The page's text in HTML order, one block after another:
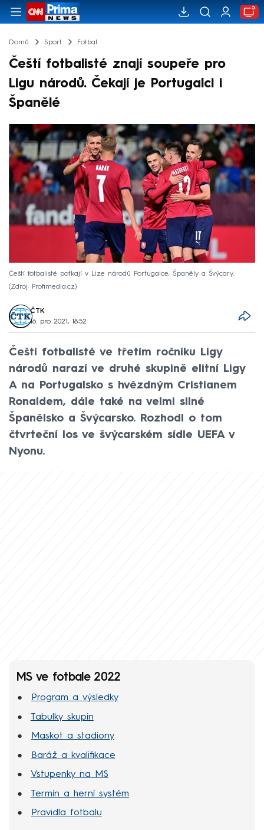
Domů Sport Fotbal
Čeští fotbalisté znají soupeře pro
Ligu národů. Čekají je Portugalci i
Španělé
Čeští fotbalisté potkají v Lize národů Portugalce, Španěly a Švýcary.
Zdroj: Profimedia.cz
ČTK
16. pro 2021, 18:52
Čeští fotbalisté ve třetím ročníku Ligy
národů narazí ve druhé skupině elitní Ligy
A na Portugalsko s hvězdným Cristianem
Ronaldem, dále také na velmi silné
Španělsko a Švýcarsko. Rozhodl o tom
čtvrteční los ve švýcarském sídle UEFA v
Nyonu.
MS ve fotbale 2022
Program a výsledky
Tabulky skupin
Maskot a stadiony
Baráž a kvalifikace
Vstupenky na MS
Termín a herní systém
Pravidla fotbalu